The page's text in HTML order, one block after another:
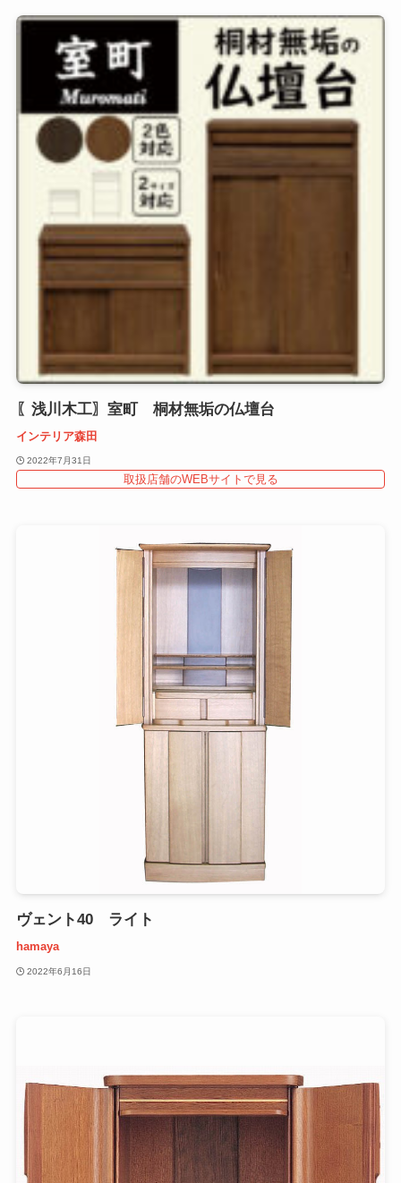
〖浅川木工〗室町 桐材無垢の仏壇台
インテリア森田
2022年7月31日
ヴェント40 ライト
hamaya
2022年6月16日